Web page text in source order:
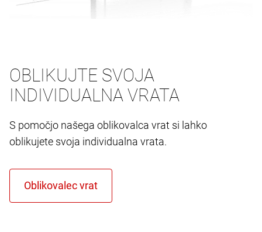
OBLIKUJTE SVOJA
INDIVIDUALNA VRATA
S pomočjo našega oblikovalca vrat si lahko
oblikujete svoja individualna vrata.